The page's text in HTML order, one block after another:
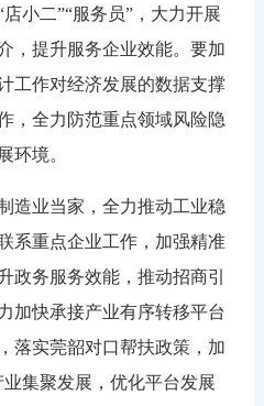
小二”“服务员”，大力开展
，提升服务企业效能。要加
工作对经济发展的数据支撑
，全力防范重点领域风险隐
展环境。
业当家，全力推动工业稳
系重点企业工作，加强精准
政务服务效能，推动招商引
加快承接产业有序转移平台
落实莞韶对口帮扶政策，加
集聚发展，优化平台发展